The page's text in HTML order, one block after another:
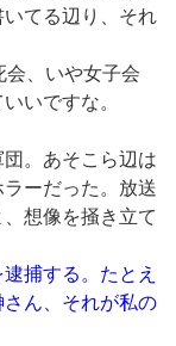
てる辺り、それ
会、いや女子会
いですな。
。あそこら辺は
ーだった。放送
想像を掻き立て
捕する。たとえ
ん、それが私の